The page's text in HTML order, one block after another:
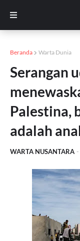
Beranda Warta Dunia
Serangan
Palestina,
adalah
WARTA NUSANTARA -